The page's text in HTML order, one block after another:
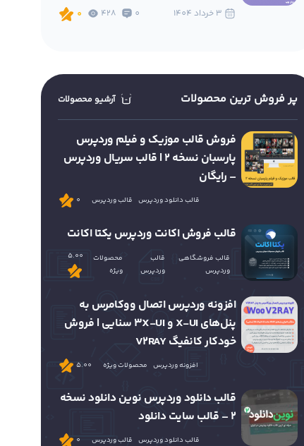
0
428
0
پر فروش ترین محصولات آرشیو محصولات
فروش قالب موزیک و فیلم وردپرس
پارسبان نسخه 2 | قالب سریال وردپرس
– رایگان
قالب دانلود وردپرس قالب وردپرس 0
قالب فروش اکانت وردپرس یکتا اکانت
قالب فروشگاهی
وردپرس
قالب
وردپرس
محصولات
ویژه
5.00
افزونه وردپرس اتصال ووکامرس به
پنل‌های X-UI و 3X-UI سنایی | فروش
خودکار کانفیگ V2RAY
افزونه وردپرس محصولات ویژه 5.00
قالب دانلود وردپرس نوین دانلود نسخه
2 – قالب سایت دانلود
قالب دانلود وردپرس قالب وردپرس 0